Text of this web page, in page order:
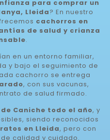
para comprar un
Lleida? En nuestro
cachorros en
de salud y crianza
.
en un entorno familiar,
y bajo el seguimiento de
cachorro se entrega
, con sus vacunas,
de salud firmado.
Caniche todo el año, y
siendo reconocidos
en Lleida, pero con
calidad y cuidado.